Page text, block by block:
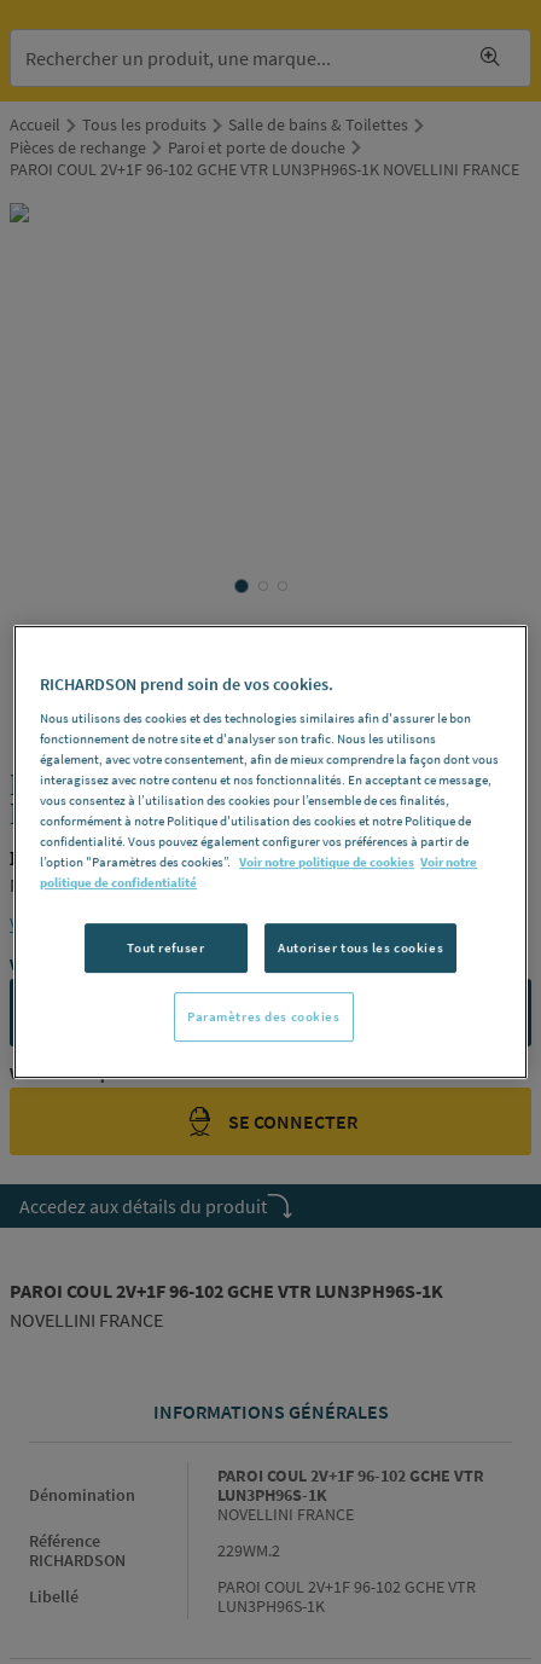
Accueil Tous les produits
Salle de bains & Toilettes
Pièces de rechange
Paroi et porte de douche
PAROI COUL 2V+1F 96-102 GCHE VTR LUN3PH96S-1K NOVELLINI FRANCE
NOVELLINI REF : 229WM
PAROI COUL 2V+1F 96-102 GCHE VTR
LUN3PH96S-1K NOVELLINI FRANCE
NOVELLINI LUN3PH96S-1K
NOVELLINI FRANCE
Voir la description complète
Vous avez un projet ?
CONTACTEZ-NOUS
Vous êtes un professionnel ?
SE CONNECTER
Accedez aux détails du produit
PAROI COUL 2V+1F 96-102 GCHE VTR LUN3PH96S-1K
NOVELLINI FRANCE
INFORMATIONS GÉNÉRALES
Dénomination
PAROI COUL 2V+1F 96-102 GCHE VTR
LUN3PH96S-1K
NOVELLINI FRANCE
Référence
RICHARDSON
229WM.2
Libellé
PAROI COUL 2V+1F 96-102 GCHE VTR
LUN3PH96S-1K
RICHARDSON prend soin de vos cookies.
Nous utilisons des cookies et des technologies similaires afin d'assurer le bon
fonctionnement de notre site et d'analyser son trafic. Nous les utilisons
également, avec votre consentement, afin de mieux comprendre la façon dont vous
interagissez avec notre contenu et nos fonctionnalités. En acceptant ce message,
vous consentez à l’utilisation des cookies pour l’ensemble de ces finalités,
conformément à notre Politique d'utilisation des cookies et notre Politique de
confidentialité. Vous pouvez également configurer vos préférences à partir de
l’option "Paramètres des cookies”.
Voir notre politique de cookies Voir notre
politique de confidentialité
Tout refuser Autoriser tous les cookies
Paramètres des cookies